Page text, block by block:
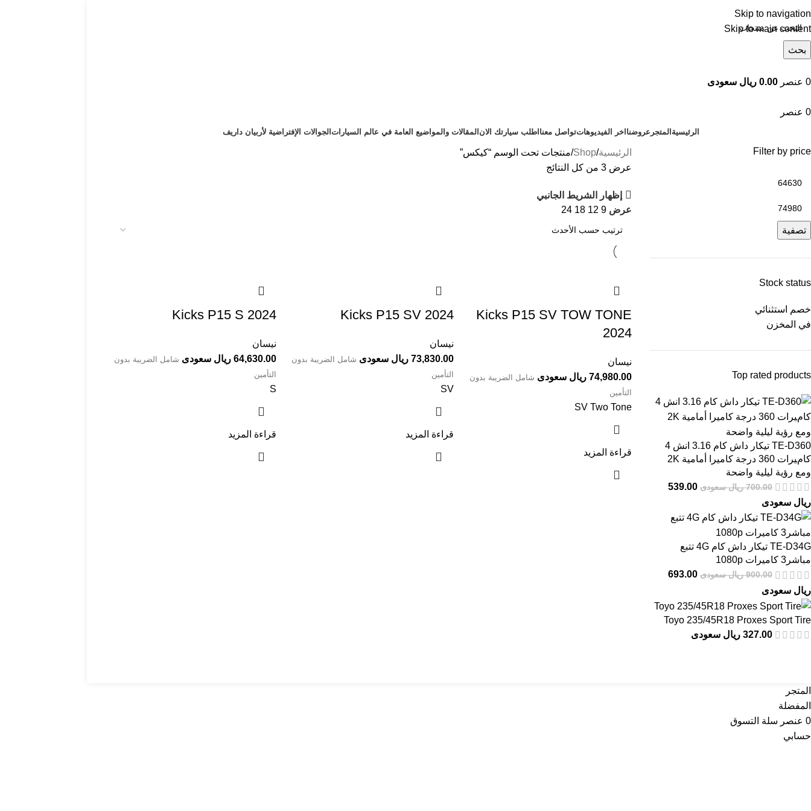
Skip to navigation
Skip to main content
بحث
0 عنصر 0.00 ريال سعودى
0 عنصر
الرئيسية المتجر عروضنا اخر الفيديوهاتتواصل معنا اطلب سيارتك الان المقالات والمواضيع العامة في عالم السيارات الجوالات الإفتراضية لأربيان داريف
Filter by price
تصفية
Stock status
خصم استثنائي
في المخزن
Top rated products
TE-D360 تيكار داش كام 3.16 انش 4
كامﻴﺮات 360 درجة كاميرا أمامية 2K
ومع رؤية ليلية واضحة
700.00 ريال سعودى
539.00
ريال سعودى
TE-D34G تيكار داش كام 4G تتبع
مباشر3 كاميرات 1080p
900.00 ريال سعودى
693.00
ريال سعودى
Toyo 235/45R18 Proxes Sport Tire
327.00 ريال سعودى
الرئيسية Shop منتجات تحت الوسم “كيكس”
عرض ⁦3⁩ من كل النتائج
إظهار الشريط الجانبي
عرض9
12
18
24
⁦Kicks P15 SV TOW TONE
2024⁩⁩
نيسان
74,980.00 ريال سعودى
شامل الضريبة بدون
التأمين
SV Two Tone
قراءة المزيد
Kicks P15 SV 2024⁩
نيسان
73,830.00 ريال سعودى
شامل الضريبة بدون
التأمين
SV
قراءة المزيد
Kicks P15 S 2024
نيسان
64,630.00 ريال سعودى
شامل الضريبة بدون
التأمين
S
قراءة المزيد
المتجر
المفضلة
0 عنصر سلة التسوق
حسابي